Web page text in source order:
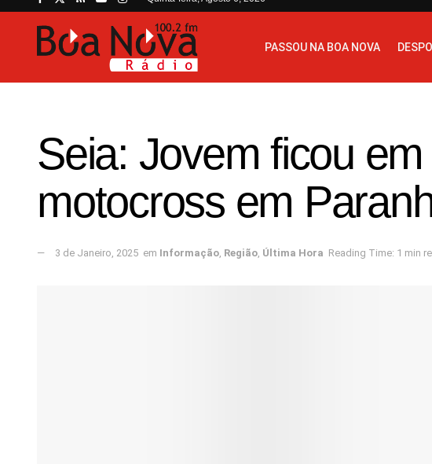
PASSOU NA BOA NOVA
Seia: Jovem ficou
motocross em
3 de Janeiro, 2025 em Informação, Região, Última Hora Reading Time: 1 min